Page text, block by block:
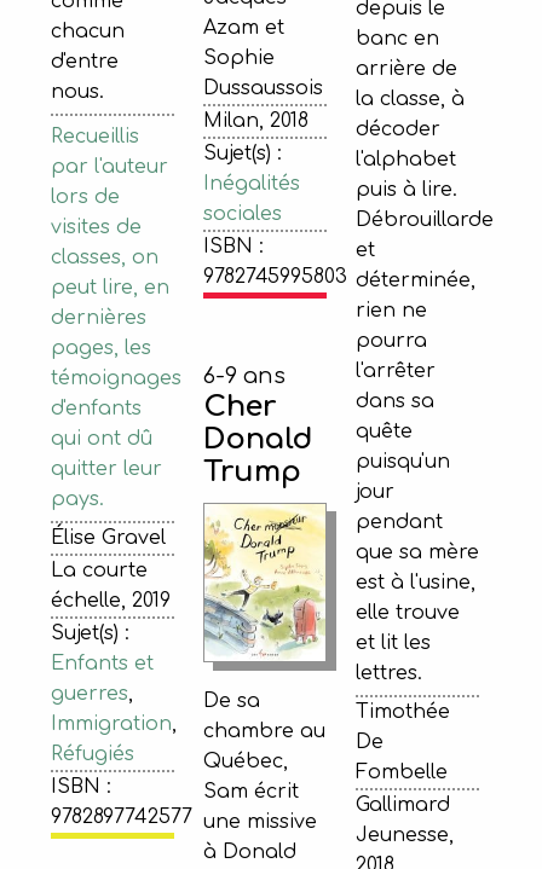
chacun
d'entre
nous.
Recueillis
par l'auteur
lors de
visites de
classes, on
peut lire, en
dernières
pages, les
témoignages
d'enfants
qui ont dû
quitter leur
pays.
Élise Gravel
La courte
échelle, 2019
Sujet(s) :
Enfants et
guerres,
Immigration,
Réfugiés
ISBN :
9782897742577
Azam et
Sophie
Dussaussois
Milan, 2018
Sujet(s) :
Inégalités
sociales
ISBN :
9782745995803
depuis le
banc en
arrière de
la classe, à
décoder
l'alphabet
puis à lire.
Débrouillarde
et
déterminée,
rien ne
pourra
l'arrêter
dans sa
quête
puisqu'un
jour
pendant
que sa mère
est à l'usine,
elle trouve
et lit les
lettres.
Timothée
De
Fombelle
Gallimard
Jeunesse,
6-9 ans
Cher
Donald
Trump
De sa
chambre au
Québec,
Sam écrit
une missive
à Donald